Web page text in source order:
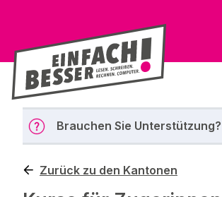
Brauchen Sie Unterstützung?
Zurück zu den Kantonen